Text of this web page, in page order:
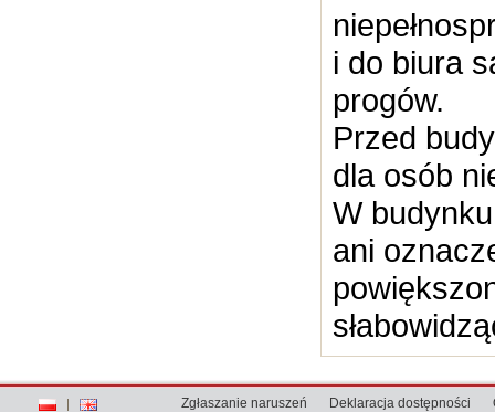
i do biura
progów.
Przed
dla osób
W
ani
Deklaracja dostępności
Zgłaszanie naruszeń